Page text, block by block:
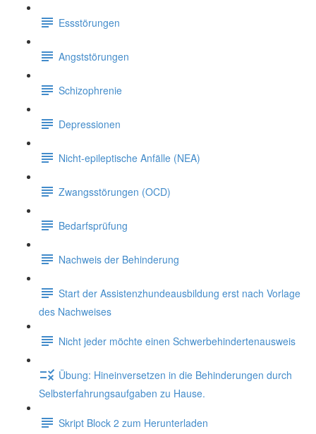
Essstörungen
Angststörungen
Schizophrenie
Depressionen
Nicht-epileptische Anfälle (NEA)
Zwangsstörungen (OCD)
Bedarfsprüfung
Nachweis der Behinderung
Start der Assistenzhundeausbildung erst nach Vorlage
des Nachweises
Nicht jeder möchte einen Schwerbehindertenausweis
Übung: Hineinversetzen in die Behinderungen durch
Selbsterfahrungsaufgaben zu Hause.
Skript Block 2 zum Herunterladen